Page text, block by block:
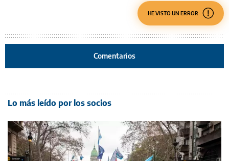
HE VISTO UN ERROR
Comentarios
Lo más leído por los socios